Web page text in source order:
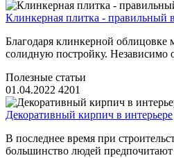
Клинкерная плитка - правильный
Благодаря клинкерной облицовке
солидную постройку. Независимо
Полезные статьи
01.04.2022 4201
Декоративный кирпич в интерьере
В последнее время при
большинство людей предпочитают